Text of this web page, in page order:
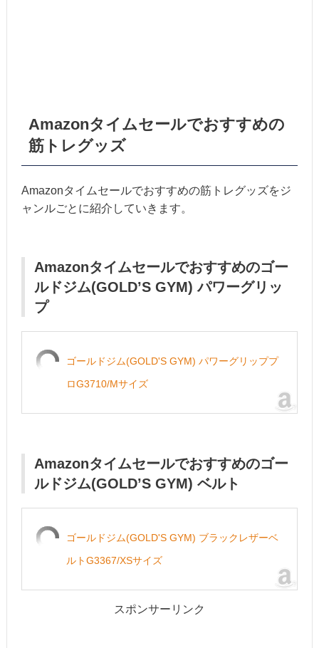
Amazonタイムセールでおすすめの
筋トレグッズ
Amazonタイムセールでおすすめの筋トレグッズをジ
ャンルごとに紹介していきます。
Amazonタイムセールでおすすめのゴー
ルドジム(GOLD’S GYM) パワーグリッ
プ
ゴールドジム(GOLD'S GYM) パワーグリッププ
ロG3710/Mサイズ
Amazonタイムセールでおすすめのゴー
ルドジム(GOLD’S GYM) ベルト
ゴールドジム(GOLD'S GYM) ブラックレザーベ
ルトG3367/XSサイズ
スポンサーリンク